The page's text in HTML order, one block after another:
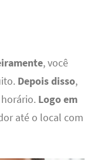
, você
Depois disso,
Logo em
até o local com